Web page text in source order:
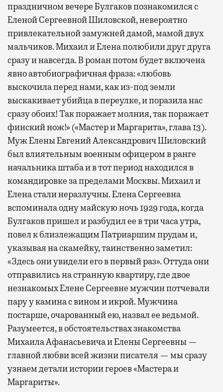
праздничном вечере Булгаков познакомился с
Еленой Сергеевной Шиловской, невероятно
привлекательной замужней дамой, мамой двух
мальчиков. Михаил и Елена полюбили друг друга
сразу и навсегда. В роман потом будет включена
явно автобиографичная фраза: «любовь
выскочила перед нами, как из-под земли
выскакивает убийца в переулке, и поразила нас
сразу обоих! Так поражает молния, так поражает
финский нож!» («Мастер и Маргарита», глава 13).
Муж Елены Евгений Александрович Шиловский
был влиятельным военным офицером в ранге
начальника штаба и в тот период находился в
командировке за пределами Москвы. Михаил и
Елена стали неразлучны. Елена Сергеевна
вспоминала одну майскую ночь 1929 года, когда
Булгаков пришел и разбудил ее в три часа утра,
повел к близлежащим Патриаршим прудам и,
указывая на скамейку, таинственно заметил:
«Здесь они увидели его в первый раз». Оттуда они
отправились на странную квартиру, где двое
незнакомых Елене Сергеевне мужчин потчевали
пару у камина с вином и икрой. Мужчина
постарше, очарованный ею, назвал ее ведьмой.
Разумеется, в обстоятельствах знакомства
Михаила Афанасьевича и Елены Сергеевны —
главной любви всей жизни писателя — мы сразу
узнаем детали истории героев «Мастера и
Маргариты».